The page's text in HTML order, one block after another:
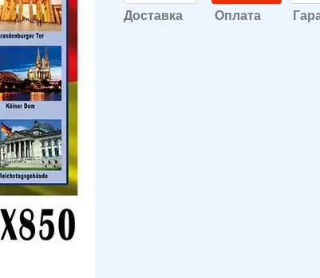
Доставка Оплата